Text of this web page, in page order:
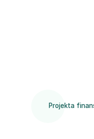
Projekta